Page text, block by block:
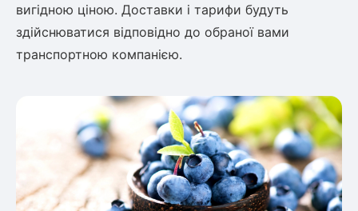
вигідною ціною. Доставки і тарифи будуть
здійснюватися відповідно до обраної вами
транспортною компанією.